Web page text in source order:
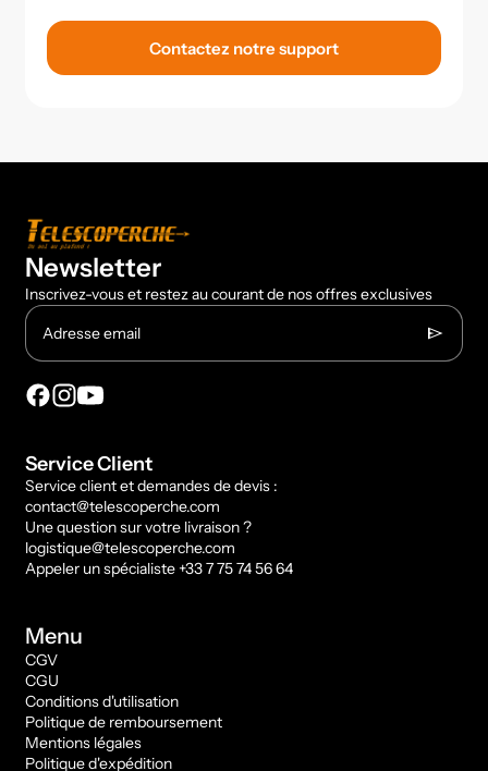
Contactez notre support
Newsletter
Inscrivez-vous et restez au courant de nos offres exclusives
Adresse email
send
Service Client
Service client et demandes de devis :
contact@telescoperche.com
Une question sur votre livraison ?
logistique@telescoperche.com
Appeler un spécialiste +33 7 75 74 56 64
Menu
CGV
CGU
Conditions d'utilisation
Politique de remboursement
Mentions légales
Politique d'expédition